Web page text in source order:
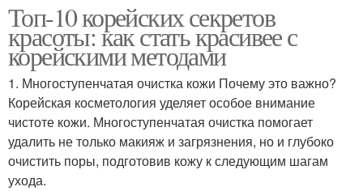
Топ-10 корейских секретов
красоты: как стать красивее с
корейскими методами
1. Многоступенчатая очистка кожи Почему это важно?
Корейская косметология уделяет особое внимание
чистоте кожи. Многоступенчатая очистка помогает
удалить не только макияж и загрязнения, но и глубоко
очистить поры, подготовив кожу к следующим шагам
ухода.